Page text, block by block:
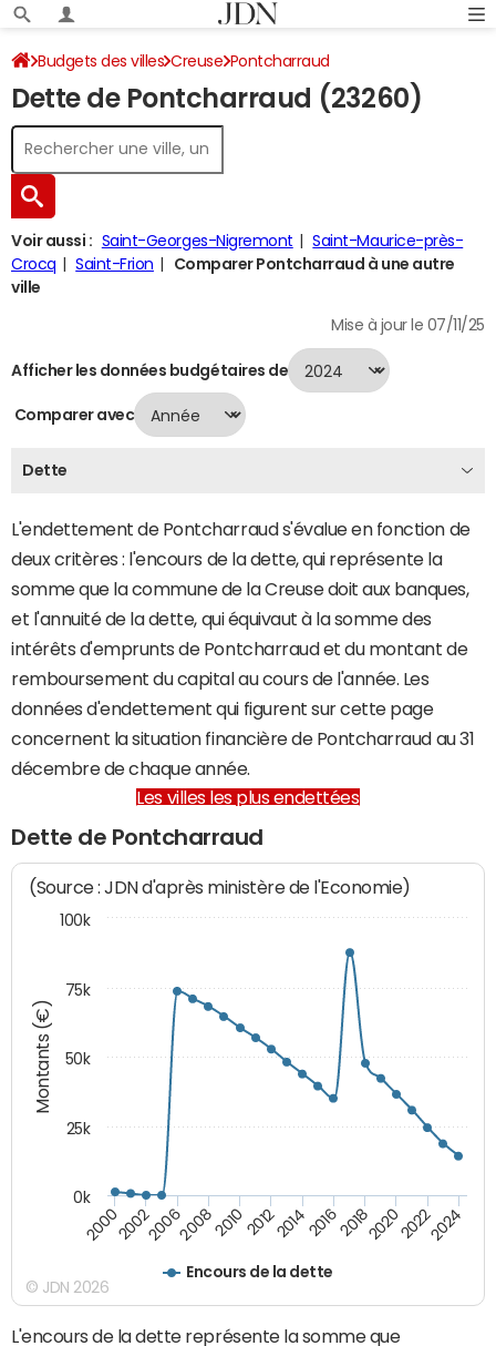
Budgets des villes Creuse Pontcharraud
Dette au 31/12/2024
Dette de Pontcharraud (23260)
Voir aussi : Saint-Georges-Nigremont
Saint-Maurice-près-
Crocq
Saint-Frion
Comparer Pontcharraud à une autre
ville
Mise à jour le 07/11/25
Afficher les données budgétaires de
Comparer avec
Dette
L'endettement de Pontcharraud s'évalue en fonction de
deux critères : l'encours de la dette, qui représente la
somme que la commune de la Creuse doit aux banques,
et l'annuité de la dette, qui équivaut à la somme des
intérêts d'emprunts de Pontcharraud et du montant de
remboursement du capital au cours de l'année. Les
données d'endettement qui figurent sur cette page
concernent la situation financière de Pontcharraud au 31
décembre de chaque année.
Les villes les plus endettées
Dette de Pontcharraud
Montants (€)
(Source : JDN d'après ministère de l'Economie)
Encours de la dette
200020022006200820102012201420162018202020222024
0k
25k
50k
75k
100k
© JDN 2026
L'encours de la dette représente la somme que